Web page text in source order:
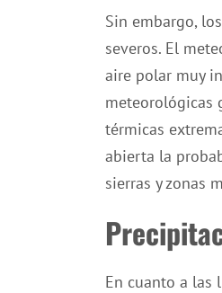
Sin embargo,
severos. El
aire polar muy
meteorológicas
térmicas
abierta la
sierras y zonas
En cuanto a las